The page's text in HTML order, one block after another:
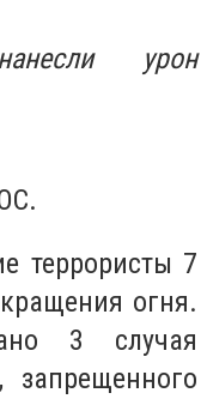
урон
террористы 7
огня.
3 случая
запрещенного